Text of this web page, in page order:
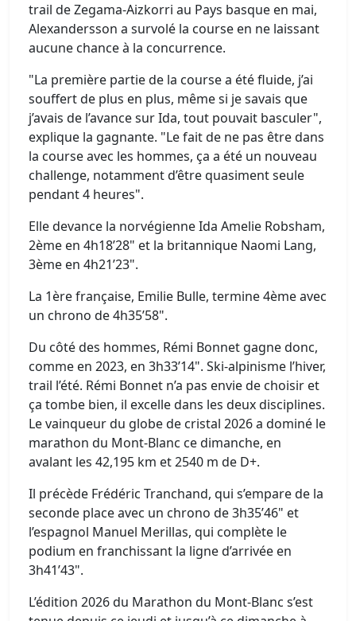
trail de Zegama-Aizkorri au Pays basque en mai,
Alexandersson a survolé la course en ne laissant
aucune chance à la concurrence.
"La première partie de la course a été fluide, j’ai
souffert de plus en plus, même si je savais que
j’avais de l’avance sur Ida, tout pouvait basculer",
explique la gagnante. "Le fait de ne pas être dans
la course avec les hommes, ça a été un nouveau
challenge, notamment d’être quasiment seule
pendant 4 heures".
Elle devance la norvégienne Ida Amelie Robsham,
2ème en 4h18’28" et la britannique Naomi Lang,
3ème en 4h21’23".
La 1ère française, Emilie Bulle, termine 4ème avec
un chrono de 4h35’58".
Du côté des hommes, Rémi Bonnet gagne donc,
comme en 2023, en 3h33’14". Ski-alpinisme l’hiver,
trail l’été. Rémi Bonnet n’a pas envie de choisir et
ça tombe bien, il excelle dans les deux disciplines.
Le vainqueur du globe de cristal 2026 a dominé le
marathon du Mont-Blanc ce dimanche, en
avalant les 42,195 km et 2540 m de D+.
Il précède Frédéric Tranchand, qui s’empare de la
seconde place avec un chrono de 3h35’46" et
l’espagnol Manuel Merillas, qui complète le
podium en franchissant la ligne d’arrivée en
3h41’43".
L’édition 2026 du Marathon du Mont-Blanc s’est